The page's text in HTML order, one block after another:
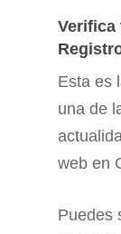
Verifica
Esta es
una de
web en
Puedes